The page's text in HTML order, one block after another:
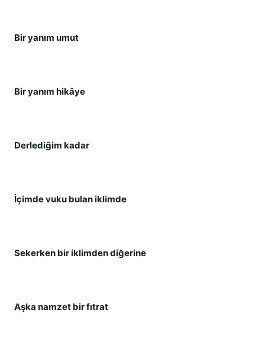
Bir yanım umut
Bir yanım hikâye
Derlediğim kadar
İçimde vuku bulan iklimde
Sekerken bir iklimden diğerine
Aşka namzet bir fıtrat